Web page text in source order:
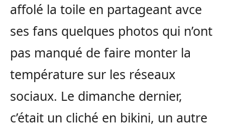
affolé la toile en partageant avce
ses fans quelques photos qui n’ont
pas manqué de faire monter la
température sur les réseaux
sociaux. Le dimanche dernier,
c’était un cliché en bikini, un autre